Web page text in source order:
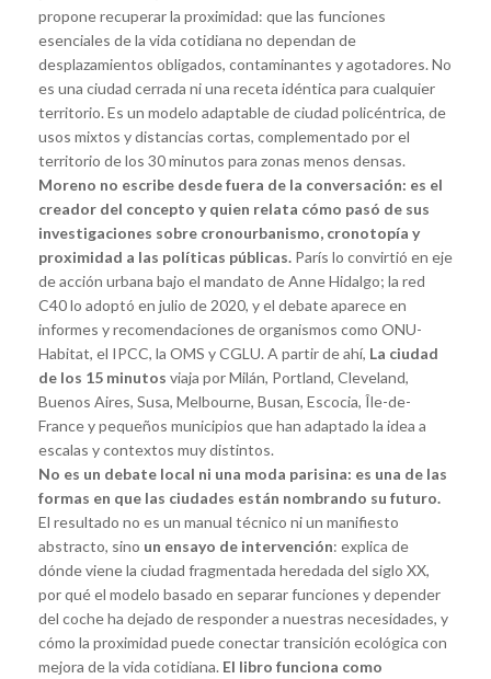
propone recuperar la proximidad: que las funciones
esenciales de la vida cotidiana no dependan de
desplazamientos obligados, contaminantes y agotadores. No
es una ciudad cerrada ni una receta idéntica para cualquier
territorio. Es un modelo adaptable de ciudad policéntrica, de
usos mixtos y distancias cortas, complementado por el
territorio de los 30 minutos para zonas menos densas.
Moreno no escribe desde fuera de la conversación: es el
creador del concepto y quien relata cómo pasó de sus
investigaciones sobre cronourbanismo, cronotopía y
proximidad a las políticas públicas. París lo convirtió en eje
de acción urbana bajo el mandato de Anne Hidalgo; la red
C40 lo adoptó en julio de 2020, y el debate aparece en
informes y recomendaciones de organismos como ONU-
Habitat, el IPCC, la OMS y CGLU. A partir de ahí, La ciudad
de los 15 minutos viaja por Milán, Portland, Cleveland,
Buenos Aires, Susa, Melbourne, Busan, Escocia, Île-de-
France y pequeños municipios que han adaptado la idea a
escalas y contextos muy distintos.
No es un debate local ni una moda parisina: es una de las
formas en que las ciudades están nombrando su futuro.
El resultado no es un manual técnico ni un manifiesto
abstracto, sino un ensayo de intervención: explica de
dónde viene la ciudad fragmentada heredada del siglo XX,
por qué el modelo basado en separar funciones y depender
del coche ha dejado de responder a nuestras necesidades, y
cómo la proximidad puede conectar transición ecológica con
mejora de la vida cotidiana. El libro funciona como